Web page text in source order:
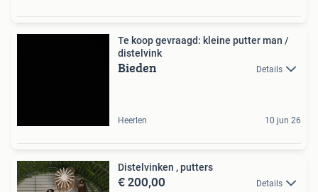
Te koop gevraagd: kleine putter man /
distelvink
Bieden Details
Heerlen 10 jun 26
Distelvinken , putters
€ 200,00 Details